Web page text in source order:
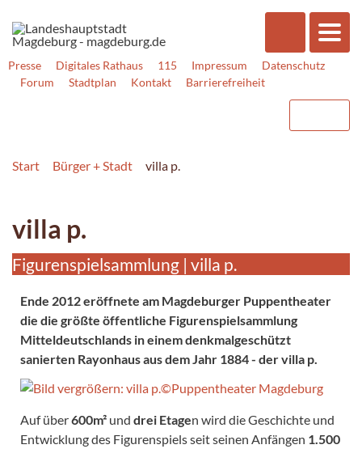
Presse Digitales Rathaus 115 Impressum
Datenschutz
Forum
Stadtplan Kontakt Barrierefreiheit
Start Bürger + Stadt villa p.
villa p.
Figurenspielsammlung | villa p.
Ende 2012 eröffnete am Magdeburger Puppentheater
die die größte öffentliche Figurenspielsammlung
Mitteldeutschlands in einem denkmalgeschützt
sanierten Rayonhaus aus dem Jahr 1884 - der villa p.
Auf über600m² und drei Etagen wird die Geschichte und
Entwicklung des Figurenspiels seit seinen Anfängen 1.500